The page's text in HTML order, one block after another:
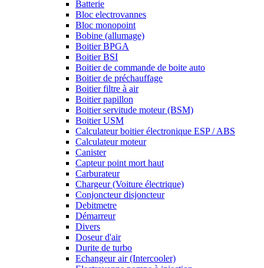
Batterie
Bloc electrovannes
Bloc monopoint
Bobine (allumage)
Boitier BPGA
Boitier BSI
Boitier de commande de boite auto
Boitier de préchauffage
Boitier filtre à air
Boitier papillon
Boitier servitude moteur (BSM)
Boitier USM
Calculateur boitier électronique ESP / ABS
Calculateur moteur
Canister
Capteur point mort haut
Carburateur
Chargeur (Voiture électrique)
Conjoncteur disjoncteur
Debitmetre
Démarreur
Divers
Doseur d'air
Durite de turbo
Echangeur air (Intercooler)